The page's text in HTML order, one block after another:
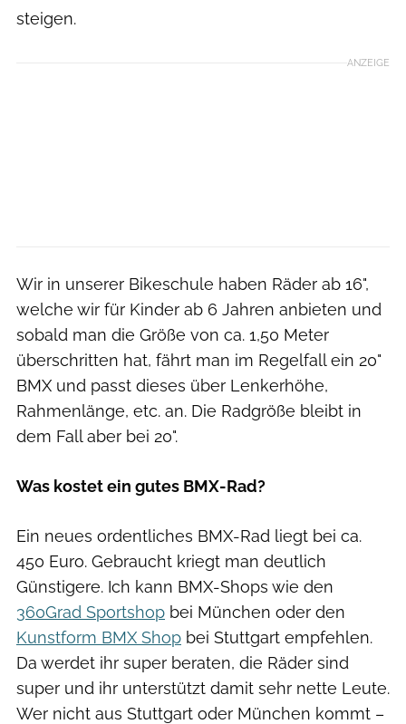
steigen.
ANZEIGE
Wir in unserer Bikeschule haben Räder ab 16",
welche wir für Kinder ab 6 Jahren anbieten und
sobald man die Größe von ca. 1,50 Meter
überschritten hat, fährt man im Regelfall ein 20"
BMX und passt dieses über Lenkerhöhe,
Rahmenlänge, etc. an. Die Radgröße bleibt in
dem Fall aber bei 20".
Was kostet ein gutes BMX-Rad?
Ein neues ordentliches BMX-Rad liegt bei ca.
450 Euro. Gebraucht kriegt man deutlich
Günstigere. Ich kann BMX-Shops wie den
360Grad Sportshop bei München oder den
Kunstform BMX Shop bei Stuttgart empfehlen.
Da werdet ihr super beraten, die Räder sind
super und ihr unterstützt damit sehr nette Leute.
Wer nicht aus Stuttgart oder München kommt –